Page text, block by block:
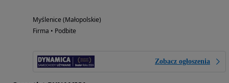
Myślenice (Małopolskie)
Firma • Podbite
Zobacz ogłoszenia